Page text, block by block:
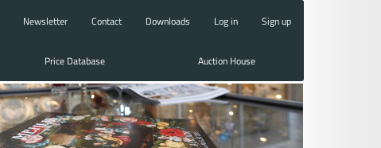
Newsletter Contact Downloads Log in Sign up
Price Database Auction House